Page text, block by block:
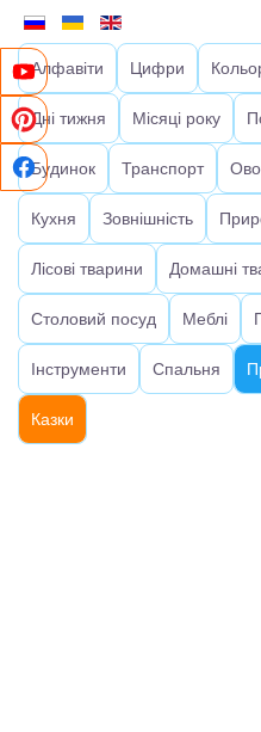
Алфавіти Цифри
Дні тижня Місяці року
Будинок Транспорт
Кухня Зовнішність
Лісові тварини Домашні
Столовий посуд Меблі
Інструменти Спальня
Казки